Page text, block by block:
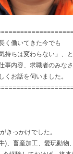
く働いてきた今でも
持ちは変わらない」、
事内容、求職者のみな
くお話を伺いました。
きっかけでした。
、畜産加工、愛玩動